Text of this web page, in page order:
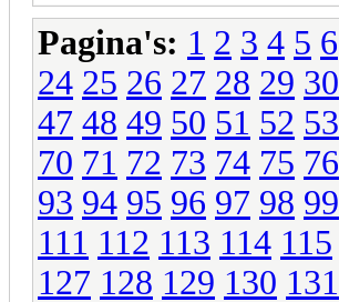
Pagina's: 1 2 3 4 5 6
24 25 26 27 28 29 30
47 48 49 50 51 52 53
70 71 72 73 74 75 76
93 94 95 96 97 98 99
111 112 113 114 115
127 128 129 130 131